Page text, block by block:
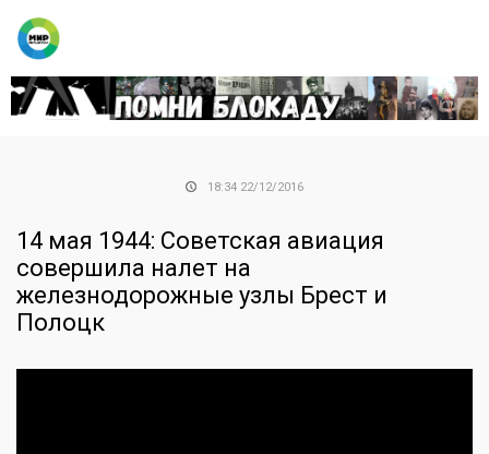
18:34 22/12/2016
14 мая 1944: Советская авиация
совершила налет на
железнодорожные узлы Брест и
Полоцк